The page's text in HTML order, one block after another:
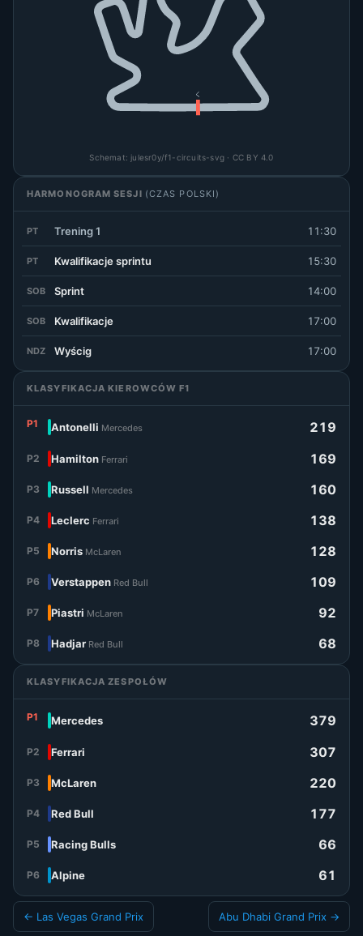
Schemat: julesr0y/f1-circuits-svg · CC BY 4.0
HARMONOGRAM SESJI (CZAS POLSKI)
PT Trening 1 11:30
PT Kwalifikacje sprintu 15:30
SOB Sprint 14:00
SOB Kwalifikacje 17:00
NDZ Wyścig 17:00
KLASYFIKACJA KIEROWCÓW F1
P1 Antonelli Mercedes 219
P2 Hamilton Ferrari 169
P3 Russell Mercedes 160
P4 Leclerc Ferrari 138
P5 Norris McLaren 128
P6 Verstappen Red Bull 109
P7 Piastri McLaren 92
P8 Hadjar Red Bull 68
KLASYFIKACJA ZESPOŁÓW
P1 Mercedes 379
P2 Ferrari 307
P3 McLaren 220
P4 Red Bull 177
P5 Racing Bulls 66
P6 Alpine 61
← Las Vegas Grand Prix Abu Dhabi Grand Prix →